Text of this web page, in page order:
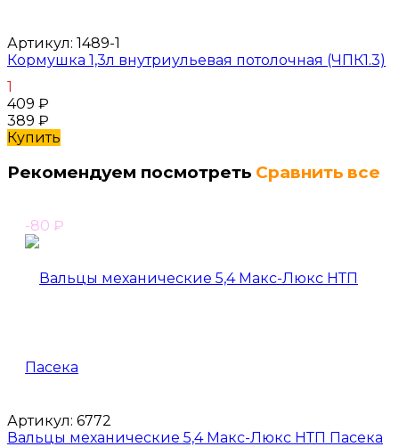
Артикул: 1489-1
Кормушка 1,3л внутриульевая потолочная (ЧПК1.3)
1
409 ₽
389 ₽
Купить
Рекомендуем посмотреть Сравнить все
-80 ₽
Артикул: 6772
Вальцы механические 5,4 Макс-Люкс НТП Пасека